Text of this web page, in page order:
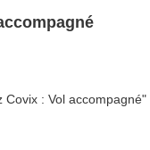
chez Covix : Vol accompagné